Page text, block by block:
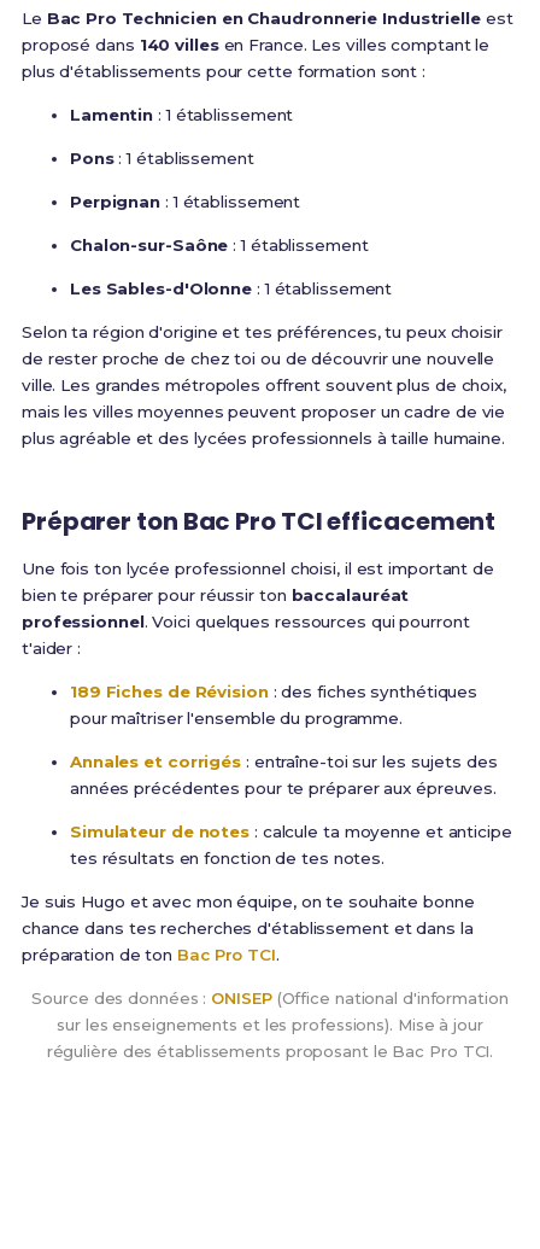
Le Bac Pro Technicien en Chaudronnerie Industrielleest
proposé dans 140 villesen France. Les villes comptant le
plus d'établissements pour cette formation sont :
Lamentin : 1 établissement
Pons: 1 établissement
Perpignan : 1 établissement
Chalon-sur-Saône : 1 établissement
Les Sables-d'Olonne : 1 établissement
Selon ta région d'origine et tes préférences, tu peux choisir
de rester proche de chez toi ou de découvrir une nouvelle
ville. Les grandes métropoles offrent souvent plus de choix,
mais les villes moyennes peuvent proposer un cadre de vie
plus agréable et des lycées professionnels à taille humaine.
Préparer ton Bac Pro TCI efficacement
Une fois ton lycée professionnel choisi, il est important de
bien te préparer pour réussir ton baccalauréat
professionnel. Voici quelques ressources qui pourront
t'aider :
189 Fiches de Révision: des fiches synthétiques
pour maîtriser l'ensemble du programme.
Annales et corrigés : entraîne-toi sur les sujets des
années précédentes pour te préparer aux épreuves.
Simulateur de notes : calcule ta moyenne et anticipe
tes résultats en fonction de tes notes.
Je suis Hugo et avec mon équipe, on te souhaite bonne
chance dans tes recherches d'établissement et dans la
préparation de ton Bac Pro TCI.
Source des données : ONISEP(Office national d'information
sur les enseignements et les professions). Mise à jour
régulière des établissements proposant le Bac Pro TCI.